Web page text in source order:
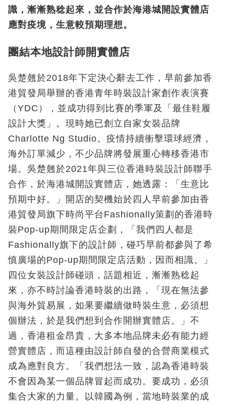
識，漸漸熟稔起來，並合作於海港城開設實體店
應對疫境，生意較預期理想。
團結本地設計師開實體店
吳楚翹於2018年下定決心辭去工作，早前參加香
港貿發局舉辦的香港青年時裝設計家創作表演賽
（YDC），並成功得到比賽的季軍及「最佳鞋履
設計大獎」。現時她已創立自家女裝品牌
Charlotte Ng Studio。疫情持續衝擊環球經濟，
海外訂單減少，不少品牌將發展重心轉移香港市
場。吳楚翹於2021年與三位香港時裝設計師聯手
合作，於海港城開設實體店，她透露：「生意比
預期中好。」開店的契機始於四人早前參加由香
港貿發局旗下時尚平台Fashionally策劃的香港時
裝Pop-up期間限定店企劃，「我們四人都是
Fashionally旗下的設計師，碰巧早前都參與了希
慎廣場的Pop-up期間限定店活動，因而相識。」
四位女裝設計師碰頭，話題相近，漸漸熟稔起
來，亦不時討論香港時裝的出路，「現在無法參
與海外貿易展，如果要繼續做時裝生意，必須想
個辦法，於是我們想到合作開辦實體店。」不
過，香港租金昂貴，大多本地品牌未必有能力經
營實體店，而這種由設計師自發的合營商業模式
成為應對良方。「我們想法一致，認為香港時裝
不會因為某一個品牌冒起而成功。要成功，必須
集合大家的力量。以韓國為例，當地時裝業的成